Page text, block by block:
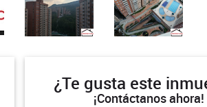
¿Te gusta este
¡Contáctanos ahora!